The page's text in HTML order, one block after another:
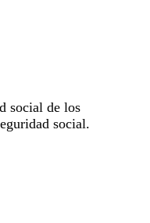
social de los
social.